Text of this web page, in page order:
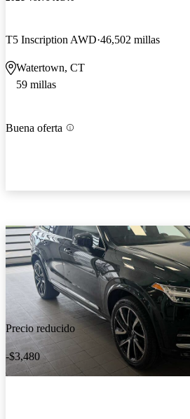
T5 Inscription AWD 46,502 millas
Watertown, CT
59 millas
Buena oferta
Precio reducido
-$3,480